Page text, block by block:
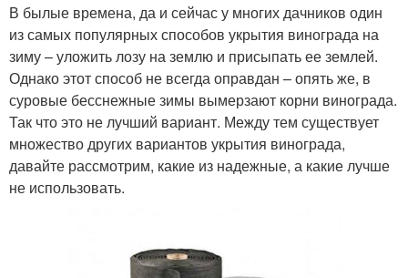
В былые времена, да и сейчас у многих дачников один
из самых популярных способов укрытия винограда на
зиму – уложить лозу на землю и присыпать ее землей.
Однако этот способ не всегда оправдан – опять же, в
суровые бесснежные зимы вымерзают корни винограда.
Так что это не лучший вариант. Между тем существует
множество других вариантов укрытия винограда,
давайте рассмотрим, какие из надежные, а какие лучше
не использовать.